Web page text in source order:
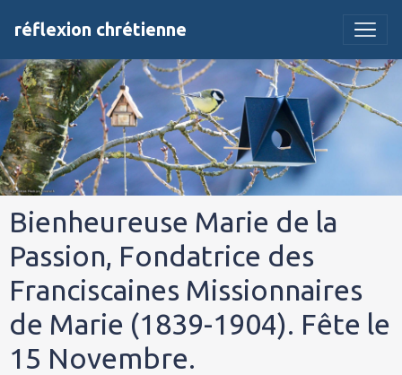
réflexion chrétienne
Bienheureuse Marie de la
Passion, Fondatrice des
Franciscaines Missionnaires
de Marie (1839-1904). Fête le
15 Novembre.